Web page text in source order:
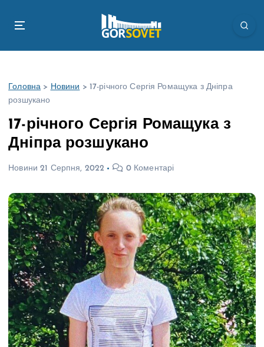
Головна > Новини > 17-річного Сергія Ромащука з Дніпра
розшукано
17-річного Сергія Ромащука з
Дніпра розшукано
Новини 21 Серпня, 2022 0 Коментарі